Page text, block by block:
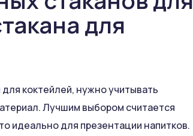
для
коктейлей, нужно учитывать
Лучшим выбором считается
идеально для презентации напитков.